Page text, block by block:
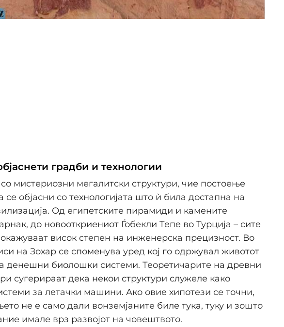
градби и технологии
мистериозни мегалитски структури, чие постоење
објасни со технологијата што ѝ била достапна на
Од египетските пирамиди и камените
до новооткриениот Ѓобекли Тепе во Турција – сите
висок степен на инженерска прецизност. Во
на Зохар се споменува уред кој го одржувал животот
денешни биолошки системи. Теоретичарите на древни
сугерираат дека некои структури служеле како
за летачки машини. Ако овие хипотези се точни,
не е само дали вонземјаните биле тука, туку и зошто
имале врз развојот на човештвото.